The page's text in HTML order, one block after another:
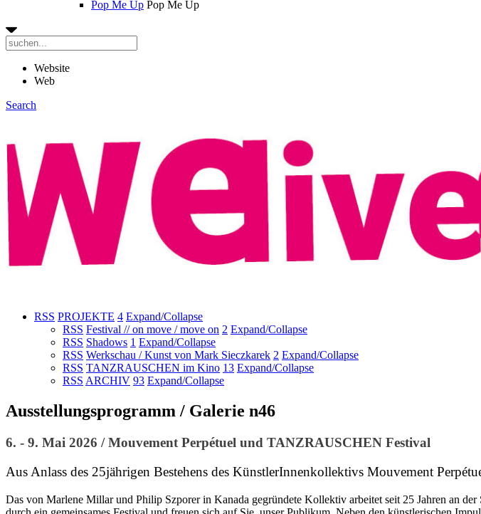
Pop Me Up Pop Me Up
Website
Web
Search
RSS PROJEKTE 4 Expand/Collapse
RSS Festival // on move / move on 2 Expand/Collapse
RSS Shadows 1 Expand/Collapse
RSS Werkschau / Kunst von Mark Sieczkarek 2 Expand/Collapse
RSS TANZRAUSCHEN im Kino 13 Expand/Collapse
RSS ARCHIV 93 Expand/Collapse
Ausstellungsprogramm / Galerie n46
6. - 9. Mai 2026 / Mouvement Perpétuel und TANZRAUSCHEN Festival
Aus Anlass des 25jährigen Bestehens des KünstlerInnenkollektivs Mouvement
Das von Marlene Millar und Philip Szporer in Kanada gegründete Kollektiv arbeitet seit 25 Jahren an